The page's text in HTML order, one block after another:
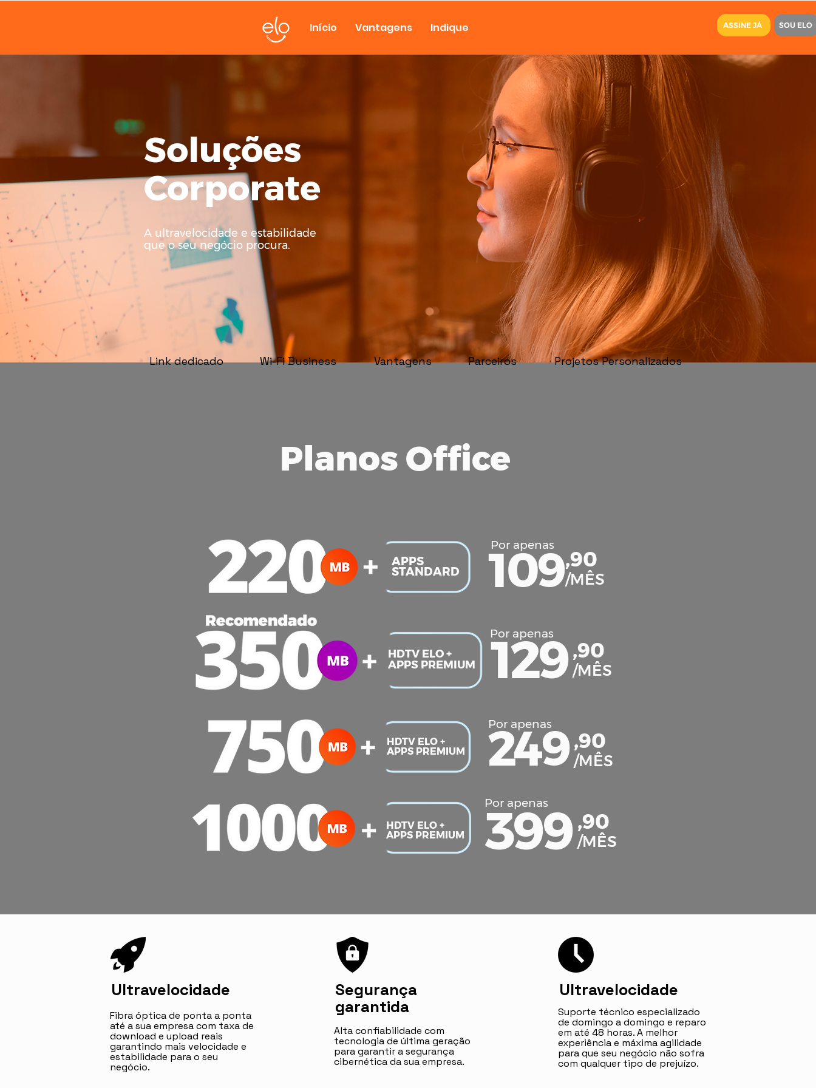
Início Vantagens Indique ASSINE JÁ SOU ELO
Soluções
Corporate
A ultravelocidade e estabilidade
que o seu negócio procura.
Link dedicado Wi-Fi Business Vantagens Parceiros Projetos Personalizados
Planos Office
APPS
STANDARD 109,90
/MÊS
Por apenas
HDTV ELO +
APPS PREMIUM
129
Por apenas
,90
/MÊS
HDTV ELO +
APPS PREMIUM
249
Por apenas
,90
/MÊS
HDTV ELO +
APPS PREMIUM
Por apenas
399 ,90
/MÊS
Ultravelocidade
Fibra óptica de ponta a ponta
até a sua empresa com taxa de
download e upload reais
garantindo mais velocidade e
estabilidade para o seu
negócio.
Segurança
garantida
Alta confiabilidade com
tecnologia de última geração
para garantir a segurança
cibernética da sua empresa.
Ultravelocidade
Suporte técnico especializado
de domingo a domingo e reparo
em até 48 horas. A melhor
experiência e máxima agilidade
para que seu negócio não sofra
com qualquer tipo de prejuízo.